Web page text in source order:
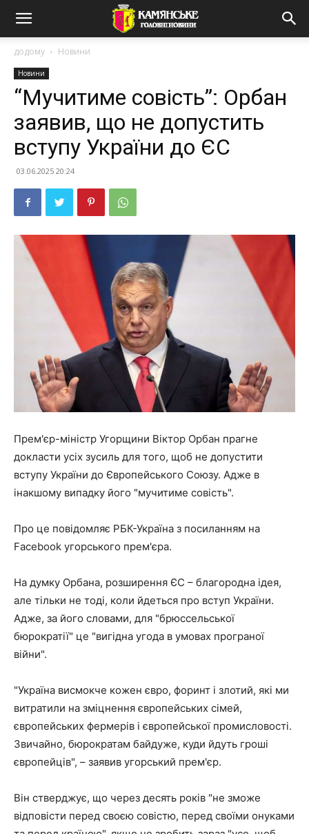
додому Новини
Новини
“Мучитиме совість”: Орбан
заявив, що не допустить
вступу України до ЄС
03.06.2025 20:24
Прем'єр-міністр Угорщини Віктор Орбан прагне
докласти усіх зусиль для того, щоб не допустити
вступу України до Європейського Союзу. Адже в
інакшому випадку його "мучитиме совість".
Про це повідомляє РБК-Україна з посиланням на
Facebook угорського прем'єра.
На думку Орбана, розширення ЄС – благородна ідея,
але тільки не тоді, коли йдеться про вступ України.
Адже, за його словами, для "брюссельської
бюрократії" це "вигідна угода в умовах програної
війни".
"Україна висмокче кожен євро, форинт і злотий, які ми
витратили на зміцнення європейських сімей,
європейських фермерів і європейської промисловості.
Звичайно, бюрократам байдуже, куди йдуть гроші
європейців", – заявив угорський прем'єр.
Він стверджує, що через десять років "не зможе
відповісти перед своєю совістю, перед своїми онуками